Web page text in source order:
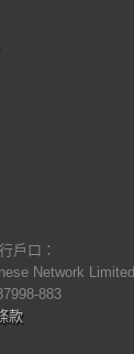
戶口：
Network Limited
883
款